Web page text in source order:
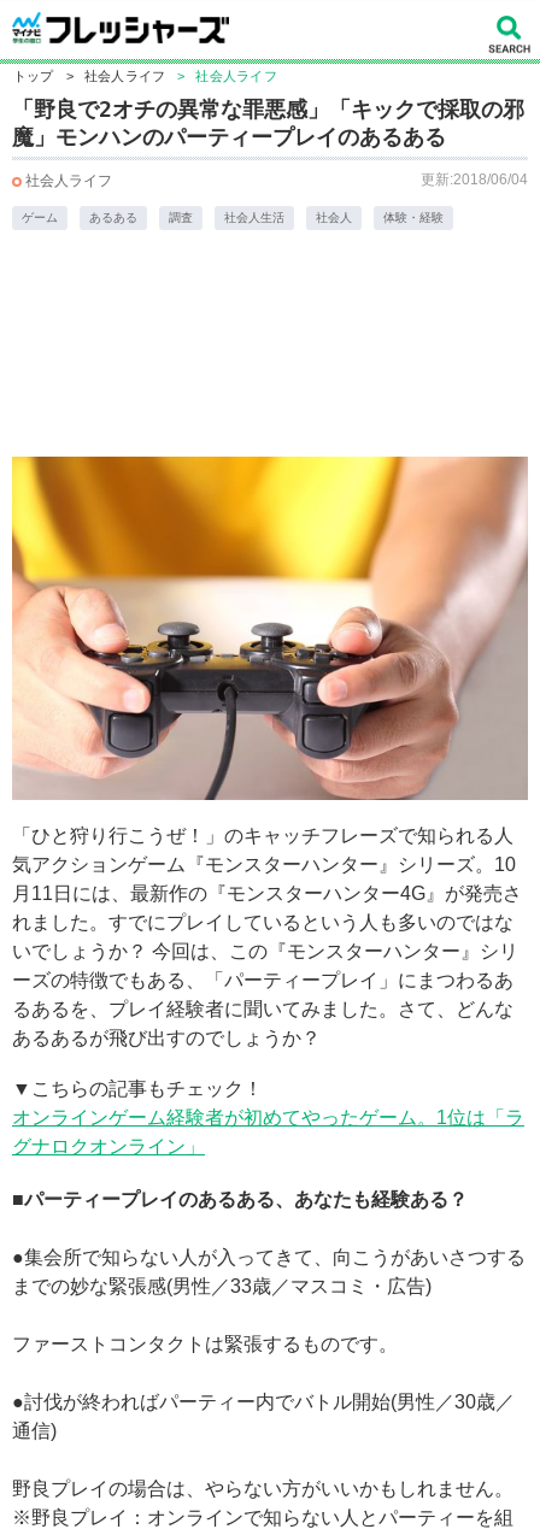
トップ > 社会人ライフ > 社会人ライフ
「野良で2オチの異常な罪悪感」「キックで採取の邪
魔」モンハンのパーティープレイのあるある
社会人ライフ 更新:2018/06/04
ゲーム あるある 調査 社会人生活 社会人 体験・経験
「ひと狩り行こうぜ！」のキャッチフレーズで知られる人
気アクションゲーム『モンスターハンター』シリーズ。10
月11日には、最新作の『モンスターハンター4G』が発売さ
れました。すでにプレイしているという人も多いのではな
いでしょうか？ 今回は、この『モンスターハンター』シリ
ーズの特徴でもある、「パーティープレイ」にまつわるあ
るあるを、プレイ経験者に聞いてみました。さて、どんな
あるあるが飛び出すのでしょうか？
▼こちらの記事もチェック！
オンラインゲーム経験者が初めてやったゲーム。1位は「ラ
グナロクオンライン」
■パーティープレイのあるある、あなたも経験ある？
●集会所で知らない人が入ってきて、向こうがあいさつする
までの妙な緊張感(男性／33歳／マスコミ・広告)
ファーストコンタクトは緊張するものです。
●討伐が終わればパーティー内でバトル開始(男性／30歳／
通信)
野良プレイの場合は、やらない方がいいかもしれません。
※野良プレイ：オンラインで知らない人とパーティーを組